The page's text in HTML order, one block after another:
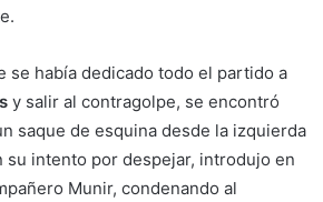
se había dedicado todo el partido a
y salir al contragolpe, se encontró
saque de esquina desde la izquierda
su intento por despejar, introdujo en
Munir, condenando al